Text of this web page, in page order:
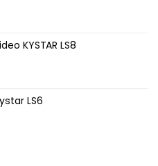
KYSTAR LS8
LS6